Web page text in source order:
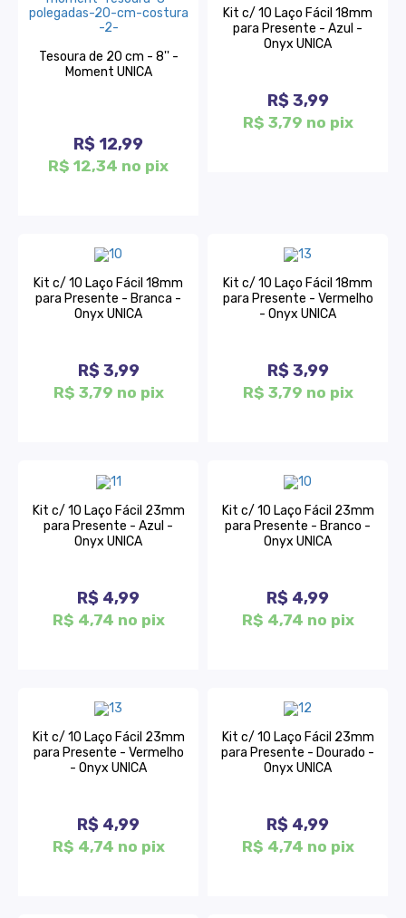
Tesoura de 20 cm - 8'' -
Moment UNICA
R$ 12,99
R$ 12,34 no pix
Kit c/ 10 Laço Fácil 18mm
para Presente - Azul -
Onyx UNICA
R$ 3,99
R$ 3,79 no pix
Kit c/ 10 Laço Fácil 18mm
para Presente - Branca -
Onyx UNICA
R$ 3,99
R$ 3,79 no pix
Kit c/ 10 Laço Fácil 18mm
para Presente - Vermelho
- Onyx UNICA
R$ 3,99
R$ 3,79 no pix
Kit c/ 10 Laço Fácil 23mm
para Presente - Azul -
Onyx UNICA
R$ 4,99
R$ 4,74 no pix
Kit c/ 10 Laço Fácil 23mm
para Presente - Branco -
Onyx UNICA
R$ 4,99
R$ 4,74 no pix
Kit c/ 10 Laço Fácil 23mm
para Presente - Vermelho
- Onyx UNICA
R$ 4,99
R$ 4,74 no pix
Kit c/ 10 Laço Fácil 23mm
para Presente - Dourado -
Onyx UNICA
R$ 4,99
R$ 4,74 no pix